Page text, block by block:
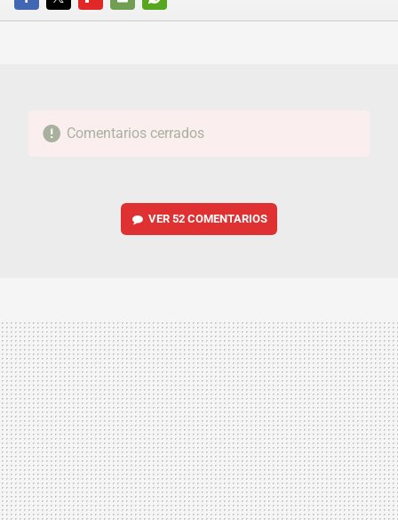
FACEBOOKTWITTERFLIPBOARD
E-
WHATSAPP
Comentarios cerrados
VER 52 COMENTARIOS